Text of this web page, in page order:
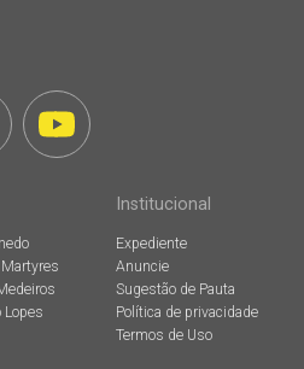
Lopes
Institucional
Expediente
Anuncie
Sugestão de Pauta
Política de privacidade
Termos de Uso